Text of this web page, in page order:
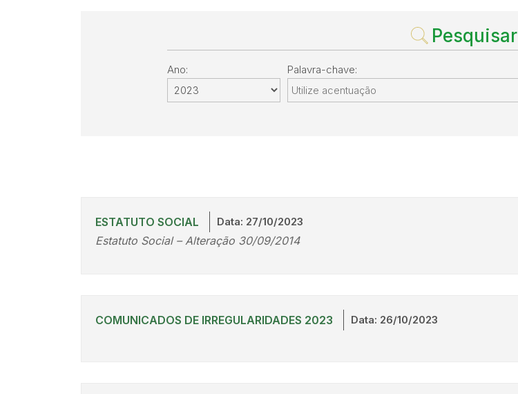
Pesquisar
Ano: Palavra-chave:
ESTATUTO SOCIAL Data: 27/10/2023
Estatuto Social – Alteração 30/09/2014
COMUNICADOS DE IRREGULARIDADES 2023 Data: 26/10/2023